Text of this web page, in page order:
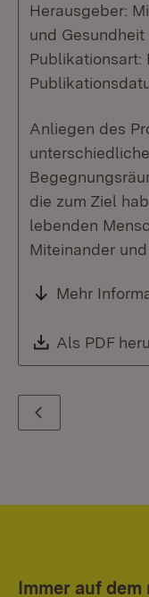
Herausgeber:
und Gesundheit
Publikationsart:
Anliegen des
die zum Ziel
lebenden
Miteinander
Mehr
Download:
Als PDF
Zurück
Immer auf